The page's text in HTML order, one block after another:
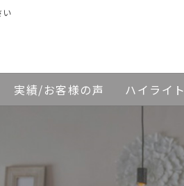
い
実績/お客様の声 ハイライト